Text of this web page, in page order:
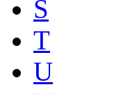
S
T
U